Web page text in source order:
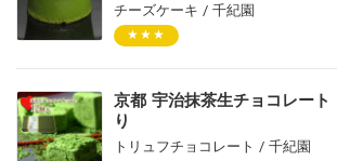
チーズケーキ / 千紀園
★★★
京都 宇治抹茶生チョコレート
り
トリュフチョコレート / 千紀園